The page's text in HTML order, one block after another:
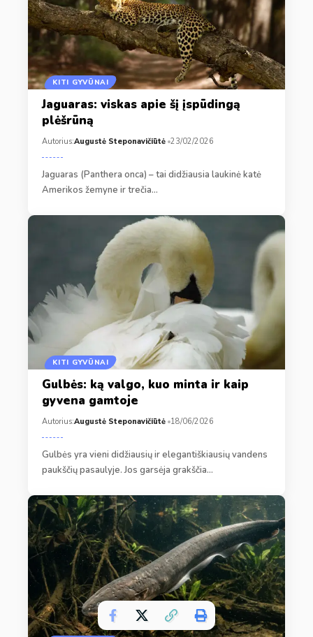
KITI GYVŪNAI
Jaguaras: viskas apie šį įspūdingą
plėšrūną
Autorius:Augustė Steponavičiūtė 23/02/2026
Jaguaras (Panthera onca) – tai didžiausia laukinė katė
Amerikos žemyne ir trečia…
KITI GYVŪNAI
Gulbės: ką valgo, kuo minta ir kaip
gyvena gamtoje
Autorius:Augustė Steponavičiūtė 18/06/2026
Gulbės yra vieni didžiausių ir elegantiškiausių vandens
paukščių pasaulyje. Jos garsėja grakščia…